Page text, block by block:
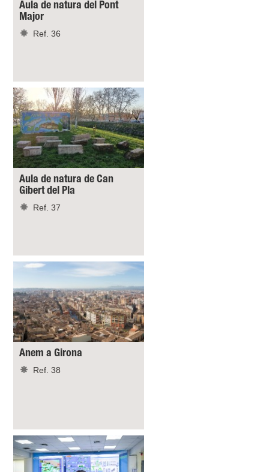
Aula de natura del Pont
Major
Ref. 36
Aula de natura de Can
Gibert del Pla
Ref. 37
Anem a Girona
Ref. 38